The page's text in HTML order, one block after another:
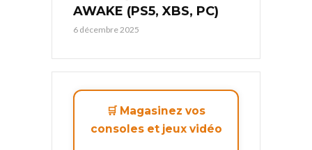
AWAKE (PS5, XBS, PC)
6 décembre 2025
🛒 Magasinez vos
consoles et jeux vidéo